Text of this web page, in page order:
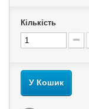
Кількість
У Кошик